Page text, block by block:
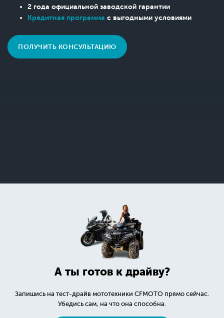
2 года официальной заводской гарантии
Кредитная программа с выгодными условиями
ПОЛУЧИТЬ КОНСУЛЬТАЦИЮ
А ты готов к драйву?
Запишись на тест-драйв мототехники CFMOTO прямо сейчас.
Убедись сам, на что она способна.